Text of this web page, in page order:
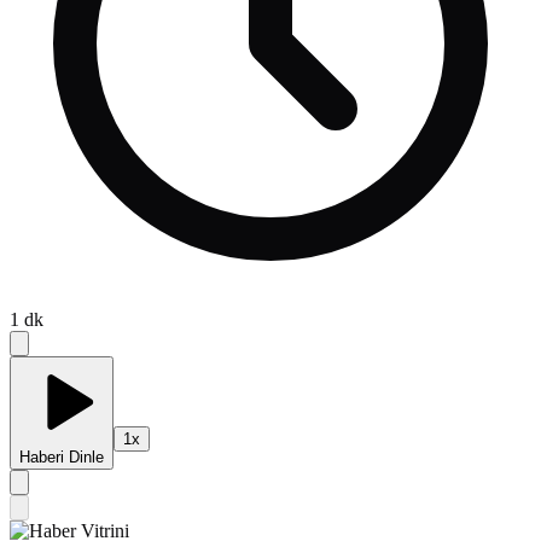
1 dk
Haberi Dinle
1x